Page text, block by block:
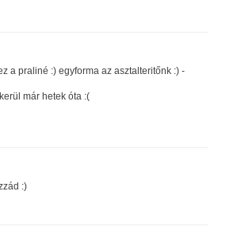
a praliné :) egyforma az asztalteritőnk :) -
már hetek óta :(
:)